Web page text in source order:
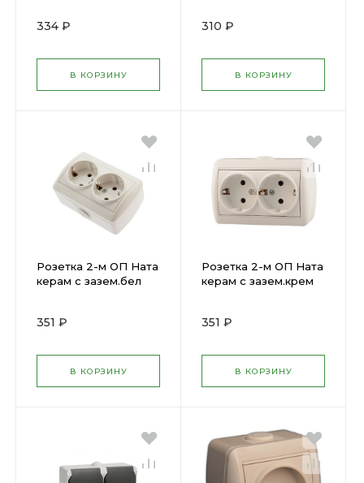
334 ₽
В КОРЗИНУ
310 ₽
В КОРЗИНУ
Розетка 2-м ОП Ната
керам с зазем.бел
351 ₽
В КОРЗИНУ
Розетка 2-м ОП Ната
керам с зазем.крем
351 ₽
В КОРЗИНУ